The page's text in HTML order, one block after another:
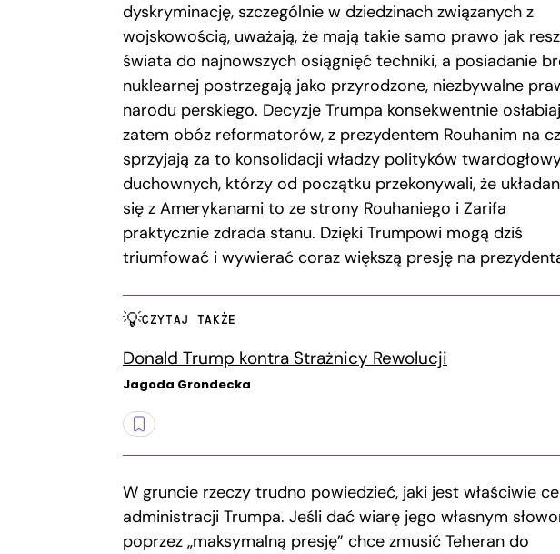
dyskryminację, szczególnie w dziedzinach związanych z
wojskowością, uważają, że mają takie samo prawo jak
świata do najnowszych osiągnięć techniki, a posiadanie
nuklearnej postrzegają jako przyrodzone, niezbywalne
narodu perskiego. Decyzje Trumpa konsekwentnie
zatem obóz reformatorów, z prezydentem Rouhanim na
sprzyjają za to konsolidacji władzy polityków
duchownych, którzy od początku przekonywali, że
się z Amerykanami to ze strony Rouhaniego i Zarifa
praktycznie zdrada stanu. Dzięki Trumpowi mogą dziś
triumfować i wywierać coraz większą presję na
CZYTAJ TAKŻE
Donald Trump kontra Strażnicy Rewolucji
Jagoda Grondecka
W gruncie rzeczy trudno powiedzieć, jaki jest właściwie
administracji Trumpa. Jeśli dać wiarę jego własnym
poprzez „maksymalną presję” chce zmusić Teheran do